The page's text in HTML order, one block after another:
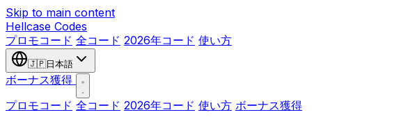
Skip to main content
Hellcase Codes
プロモコード 全コード 2026年コード 使い方
🇯🇵日本語
ボーナス獲得
プロモコード 全コード 2026年コード 使い方 ボーナス獲得